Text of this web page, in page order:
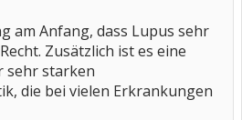
am Anfang, dass Lupus sehr
Zusätzlich ist es eine
sehr starken
die bei vielen Erkrankungen